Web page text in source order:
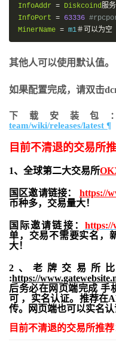
InfoAddr = Diskcoind服
InfoPort = 63336
MinerName = m1＃可以为空
其他人可以使用默认值。
如果配置完成，请双击
下载安装包
team/wiki/releases/latest ¶
目前不清退的交易所推
1、全球第二大交易所
国区邀请链接： https://
币种多，交易量大！
国际邀请链接： https://
单，交易不需要实名，
大！
2、老牌交易所
:https://
后务必在网页端完成 手
可 ，实名认证。推荐在
传。网页端也可以实名认
目前不清退的交易所推荐